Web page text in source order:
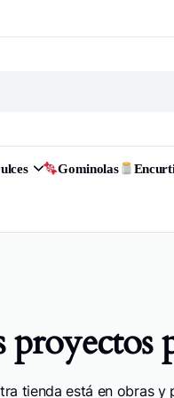
Gominolas
proyectos
tienda está en obras